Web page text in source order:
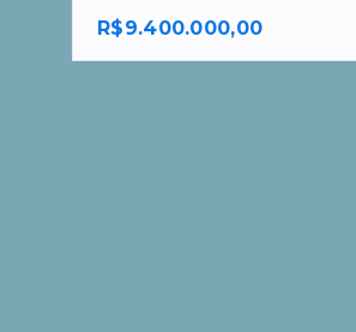
R$9.400.000,00